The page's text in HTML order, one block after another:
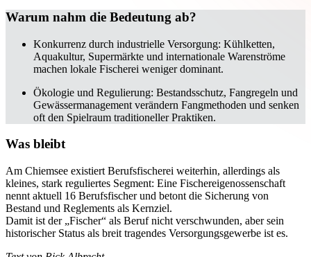
Warum nahm die Bedeutung ab?
Konkurrenz durch industrielle Versorgung: Kühlketten,
Aquakultur, Supermärkte und internationale Warenströme
machen lokale Fischerei weniger dominant.
Ökologie und Regulierung: Bestandsschutz, Fangregeln und
Gewässermanagement verändern Fangmethoden und senken
oft den Spielraum traditioneller Praktiken.
Was bleibt
Am Chiemsee existiert Berufsfischerei weiterhin, allerdings als
kleines, stark reguliertes Segment: Eine Fischereigenossenschaft
nennt aktuell 16 Berufsfischer und betont die Sicherung von
Bestand und Reglements als Kernziel.
Damit ist der „Fischer“ als Beruf nicht verschwunden, aber sein
historischer Status als breit tragendes Versorgungsgewerbe ist es.